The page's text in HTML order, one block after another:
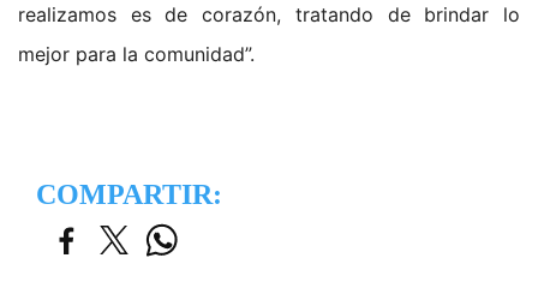
realizamos es de corazón, tratando de brindar lo
mejor para la comunidad”.
COMPARTIR: